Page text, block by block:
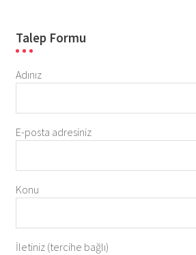
Talep Formu
Adınız
E-posta adresiniz
Konu
İletiniz (tercihe bağlı)